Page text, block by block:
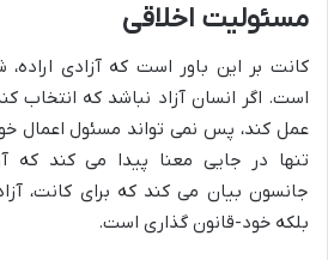
مسئولیت اخلاقی
کانت بر این باور است که آزادی
است. اگر انسان آزاد نباشد که
عمل کند، پس نمی تواند مسئول اعمال
تنها در جایی معنا پیدا می کند که
جانسون بیان می کند که برای کانت،
بلکه خود-قانون گذاری است.